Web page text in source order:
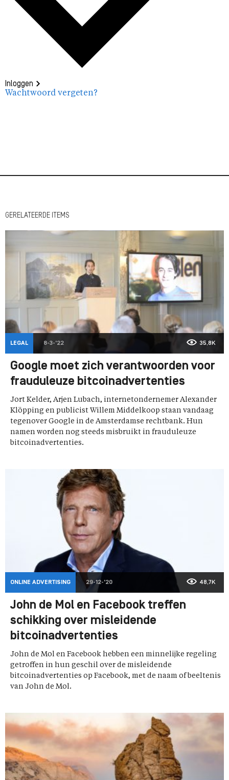
Inloggen
Wachtwoord vergeten?
GERELATEERDE ITEMS
LEGAL 8-3-'22 35,8K
Google moet zich verantwoorden voor
frauduleuze bitcoinadvertenties
Jort Kelder, Arjen Lubach, internetondernemer Alexander
Klöpping en publicist Willem Middelkoop staan vandaag
tegenover Google in de Amsterdamse rechtbank. Hun
namen worden nog steeds misbruikt in frauduleuze
bitcoinadvertenties.
ONLINE ADVERTISING 29-12-'20 48,7K
John de Mol en Facebook treffen
schikking over misleidende
bitcoinadvertenties
John de Mol en Facebook hebben een minnelijke regeling
getroffen in hun geschil over de misleidende
bitcoinadvertenties op Facebook, met de naam of beeltenis
van John de Mol.